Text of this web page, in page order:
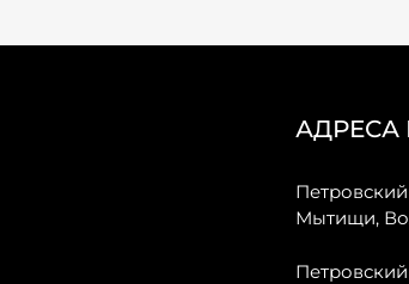
АДРЕСА
Мытищи,